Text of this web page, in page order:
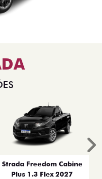
Strada Freedom Cabine
Plus 1.3 Flex 2027